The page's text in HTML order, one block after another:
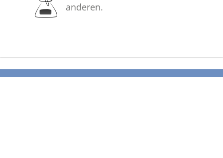
anderen.